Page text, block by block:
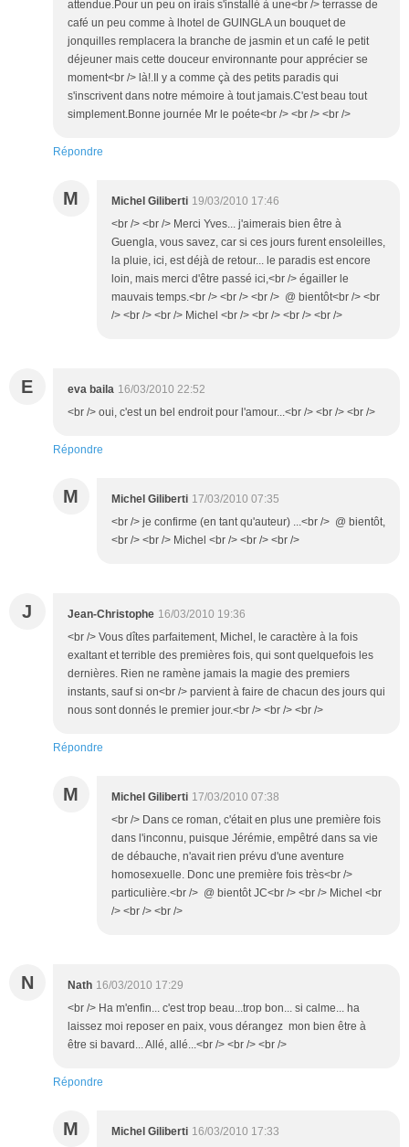
attendue.Pour un peu on irais s'installé à une<br /> terrasse de
café un peu comme à lhotel de GUINGLA un bouquet de
jonquilles remplacera la branche de jasmin et un café le petit
déjeuner mais cette douceur environnante pour apprécier se
moment<br /> là!.Il y a comme çà des petits paradis qui
s'inscrivent dans notre mémoire à tout jamais.C'est beau tout
simplement.Bonne journée Mr le poéte<br /> <br /> <br />
Répondre
M Michel Giliberti 19/03/2010 17:46
<br /> <br /> Merci Yves... j'aimerais bien être à
Guengla, vous savez, car si ces jours furent ensoleilles,
la pluie, ici, est déjà de retour... le paradis est encore
loin, mais merci d'être passé ici,<br /> égailler le
mauvais temps.<br /> <br /> <br /> @ bientôt<br /> <br
/> <br /> <br /> Michel <br /> <br /> <br /> <br />
E eva baila 16/03/2010 22:52
<br /> oui, c'est un bel endroit pour l'amour...<br /> <br /> <br />
Répondre
M Michel Giliberti 17/03/2010 07:35
<br /> je confirme (en tant qu'auteur) ...<br /> @ bientôt,
<br /> <br /> Michel <br /> <br /> <br />
J Jean-Christophe 16/03/2010 19:36
<br /> Vous dîtes parfaitement, Michel, le caractère à la fois
exaltant et terrible des premières fois, qui sont quelquefois les
dernières. Rien ne ramène jamais la magie des premiers
instants, sauf si on<br /> parvient à faire de chacun des jours qui
nous sont donnés le premier jour.<br /> <br /> <br />
Répondre
M Michel Giliberti 17/03/2010 07:38
<br /> Dans ce roman, c'était en plus une première fois
dans l'inconnu, puisque Jérémie, empêtré dans sa vie
de débauche, n'avait rien prévu d'une aventure
homosexuelle. Donc une première fois très<br />
particulière.<br /> @ bientôt JC<br /> <br /> Michel <br
/> <br /> <br />
N Nath 16/03/2010 17:29
<br /> Ha m'enfin... c'est trop beau...trop bon... si calme... ha
laissez moi reposer en paix, vous dérangez mon bien être à
être si bavard... Allé, allé...<br /> <br /> <br />
Répondre
M Michel Giliberti 16/03/2010 17:33